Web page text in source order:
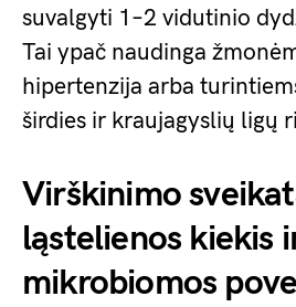
suvalgyti 1–2 vidutinio
Tai ypač naudinga
hipertenzija arba
širdies ir kraujagyslių ligų
Virškinimo
ląstelienos kiekis
mikrobiomos